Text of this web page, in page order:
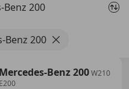
Benz 200
Benz 200
Mercedes-Benz 200W210
E200